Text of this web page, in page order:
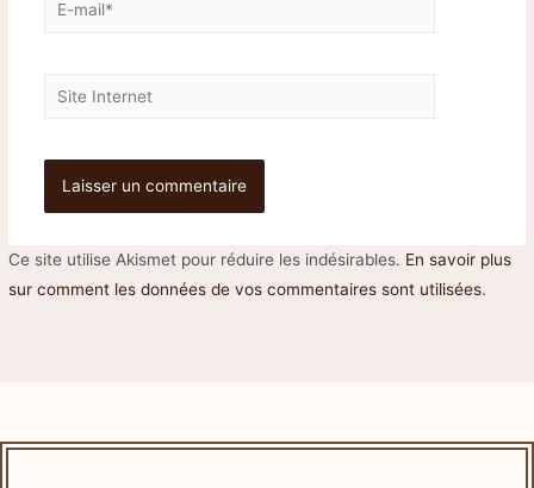
Ce site utilise Akismet pour réduire les indésirables. En savoir plus
sur comment les données de vos commentaires sont utilisées.